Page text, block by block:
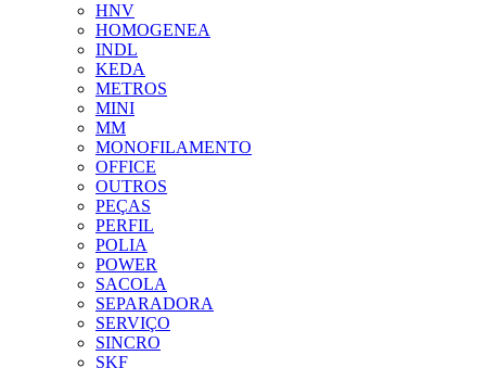
HNV
HOMOGENEA
INDL
KEDA
METROS
MINI
MM
MONOFILAMENTO
OFFICE
OUTROS
PEÇAS
PERFIL
POLIA
POWER
SACOLA
SEPARADORA
SERVIÇO
SINCRO
SKF